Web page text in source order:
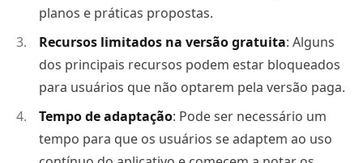
planos e práticas propostas.
Recursos limitados na versão gratuita: Alguns
dos principais recursos podem estar bloqueados
para usuários que não optarem pela versão paga.
Tempo de adaptação: Pode ser necessário um
tempo para que os usuários se adaptem ao uso